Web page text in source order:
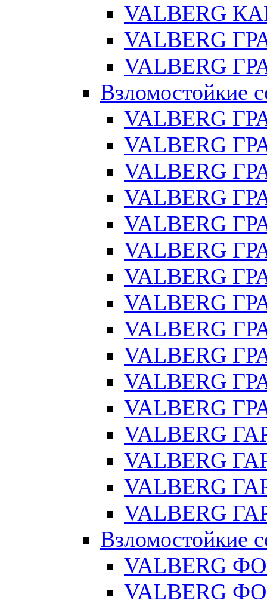
VALBERG
VALBERG
VALBERG
Взломостойкие
VALBERG
VALBERG
VALBERG
VALBERG
VALBERG
VALBERG
VALBERG
VALBERG
VALBERG
VALBERG
VALBERG
VALBERG
VALBERG
VALBERG
VALBERG
VALBERG
Взломостойкие
VALBERG
VALBERG